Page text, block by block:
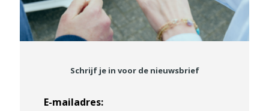
Schrijf je in voor de nieuwsbrief
E-mailadres: